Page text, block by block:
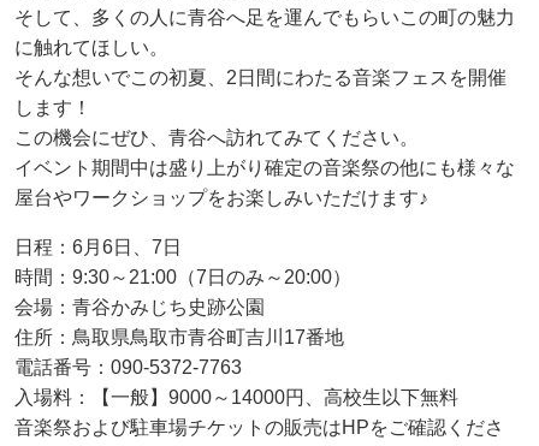
そして、多くの人に青谷へ足を運んでもらいこの町の魅力
に触れてほしい。
そんな想いでこの初夏、2日間にわたる音楽フェスを開催
します！
この機会にぜひ、青谷へ訪れてみてください。
イベント期間中は盛り上がり確定の音楽祭の他にも様々な
屋台やワークショップをお楽しみいただけます♪
日程：6月6日、7日
時間：9:30～21:00（7日のみ～20:00）
会場：青谷かみじち史跡公園
住所：鳥取県鳥取市青谷町吉川17番地
電話番号：090-5372-7763
入場料：【一般】9000～14000円、高校生以下無料
音楽祭および駐車場チケットの販売はHPをご確認くださ